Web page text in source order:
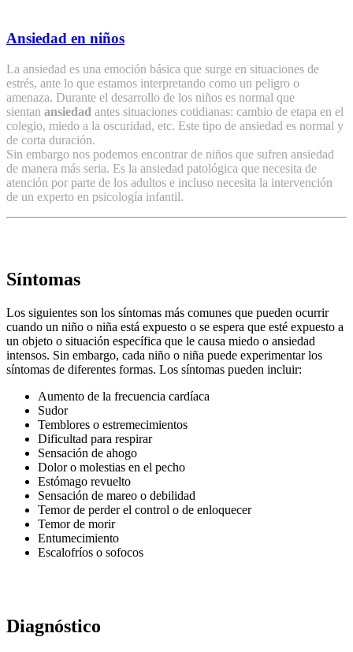
Ansiedad en niños
La ansiedad es una emoción básica que surge en situaciones de
estrés, ante lo que estamos interpretando como un peligro o
amenaza. Durante el desarrollo de los niños es normal que
sientan ansiedad antes situaciones cotidianas: cambio de etapa en el
colegio, miedo a la oscuridad, etc. Este tipo de ansiedad es normal y
de corta duración.
Sin embargo nos podemos encontrar de niños que sufren ansiedad
de manera más seria. Es la ansiedad patológica que necesita de
atención por parte de los adultos e incluso necesita la intervención
de un experto en psicología infantil.
Síntomas
Los siguientes son los síntomas más comunes que pueden ocurrir
cuando un niño o niña está expuesto o se espera que esté expuesto a
un objeto o situación específica que le causa miedo o ansiedad
intensos. Sin embargo, cada niño o niña puede experimentar los
síntomas de diferentes formas. Los síntomas pueden incluir:
Aumento de la frecuencia cardíaca
Sudor
Temblores o estremecimientos
Dificultad para respirar
Sensación de ahogo
Dolor o molestias en el pecho
Estómago revuelto
Sensación de mareo o debilidad
Temor de perder el control o de enloquecer
Temor de morir
Entumecimiento
Escalofríos o sofocos
Diagnóstico